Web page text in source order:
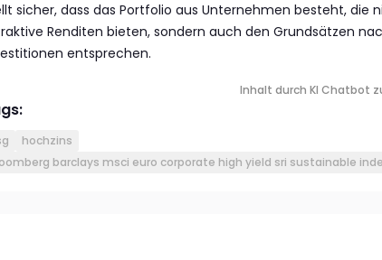
sicher, dass das Portfolio aus Unternehmen besteht, die
Renditen bieten, sondern auch den Grundsätzen
entsprechen.
Inhalt durch KI Chatbot
hochzins
barclays msci euro corporate high yield sri sustainable